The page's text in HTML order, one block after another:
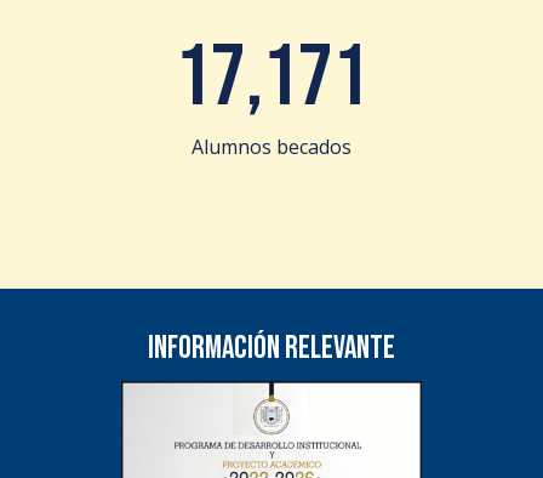
17,171
Alumnos becados
Información relevante